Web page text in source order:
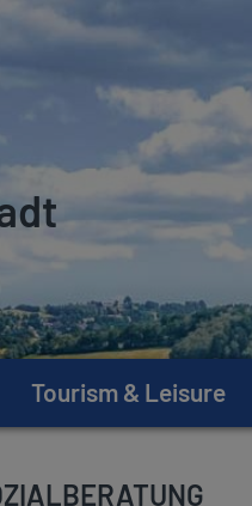
Tourism & Leisure